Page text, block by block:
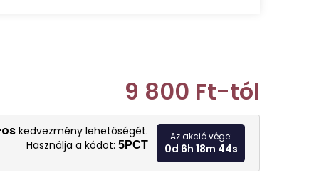
9 800 Ft-tól
Egységár:
kedvezmény lehetőségét.
Használja a kódot: 5PCT
Az akció vége:
0d 6h 18m 43s